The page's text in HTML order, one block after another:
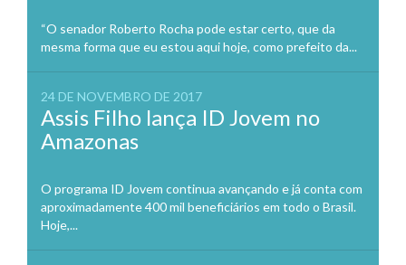
“O senador Roberto Rocha pode estar certo, que da
mesma forma que eu estou aqui hoje, como prefeito da...
24 DE NOVEMBRO DE 2017
Assis Filho lança ID Jovem no
Amazonas
O programa ID Jovem continua avançando e já conta com
aproximadamente 400 mil beneficiários em todo o Brasil.
Hoje,...